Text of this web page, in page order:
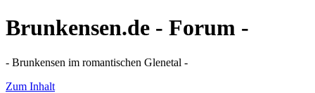
Brunkensen.de - Forum -
- Brunkensen im romantischen Glenetal -
Zum Inhalt